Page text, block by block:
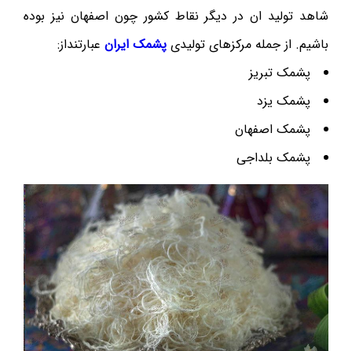
شاهد تولید ان در دیگر نقاط کشور چون اصفهان نیز بوده
باشیم. از جمله مرکزهای تولیدی پشمک ایران عبارتنداز:
پشمک تبریز
پشمک یزد
پشمک اصفهان
پشمک بلداجی